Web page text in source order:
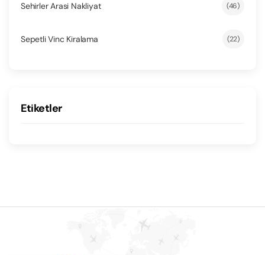
Sehirler Arasi Nakliyat (46)
Sepetli Vinc Kiralama (22)
Etiketler